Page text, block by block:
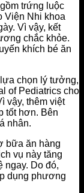
trứng luộc
Viện Nhi khoa
Vì vậy, kết
chắc khỏe.
khích bé ăn
chọn lý tưởng,
of Pediatrics cho
vậy, thêm việt
tốt hơn. Bên
nhân.
bữa ăn hàng
vụ này tăng
ngay. Do đó,
dụng phương